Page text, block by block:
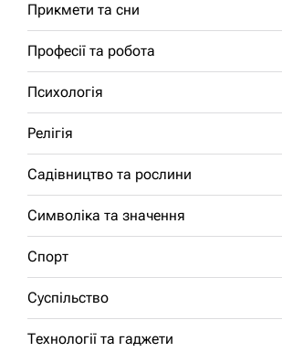
Прикмети та сни
Професії та робота
Психологія
Релігія
Садівництво та рослини
Символіка та значення
Спорт
Суспільство
Технології та гаджети